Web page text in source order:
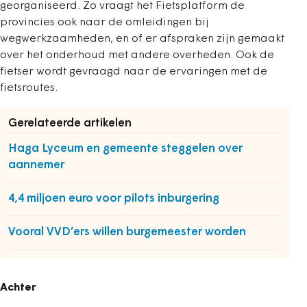
georganiseerd. Zo vraagt het Fietsplatform de
provincies ook naar de omleidingen bij
wegwerkzaamheden, en of er afspraken zijn gemaakt
over het onderhoud met andere overheden. Ook de
fietser wordt gevraagd naar de ervaringen met de
fietsroutes.
Gerelateerde artikelen
Haga Lyceum en gemeente steggelen over
aannemer
4,4 miljoen euro voor pilots inburgering
Vooral VVD’ers willen burgemeester worden
Achter